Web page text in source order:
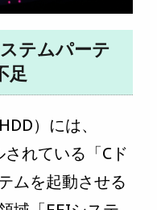
テムパーテ
足
）には、
れている「Cド
ムを起動させる